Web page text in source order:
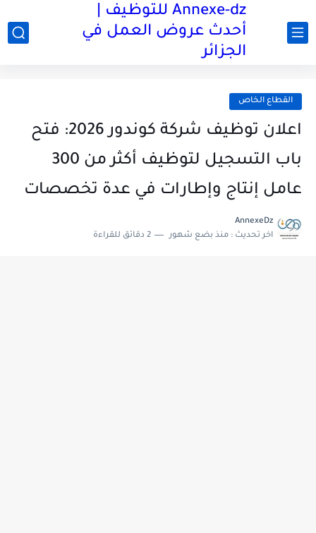
Annexe-dz للتوظيف |
أحدث عروض العمل في
الجزائر
القطاع الخاص
اعلان توظيف شركة كوندور 2026: فتح
باب التسجيل لتوظيف أكثر من 300
عامل إنتاج وإطارات في عدة تخصصات
AnnexeDz
اخر تحديث : منذ بضع شهور 2 دقائق للقراءة